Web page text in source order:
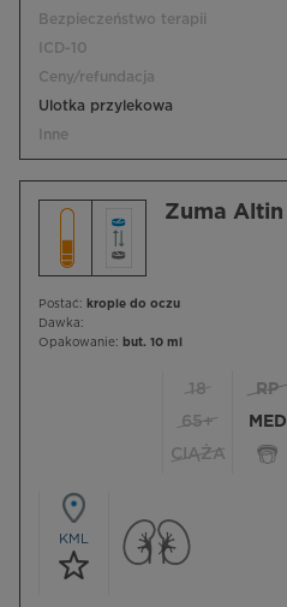
Bezpieczeństwo terapii
ICD-10
Ceny/refundacja
Ulotka przylekowa
Inne
Zuma Altin
Postać: krople do oczu
Dawka:
Opakowanie: but. 10 ml
18
65+
CIĄŻA
RP
MED
KML